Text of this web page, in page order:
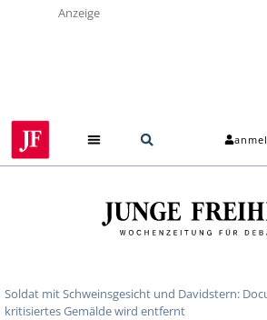
Anzeige
Soldat mit Schweinsgesicht und Davidstern:
kritisiertes Gemälde wird entfernt